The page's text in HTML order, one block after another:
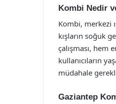
Kombi Nedir
Kombi, merkezi
kışların soğuk
çalışması, hem
kullanıcıların
müdahale
Gaziantep